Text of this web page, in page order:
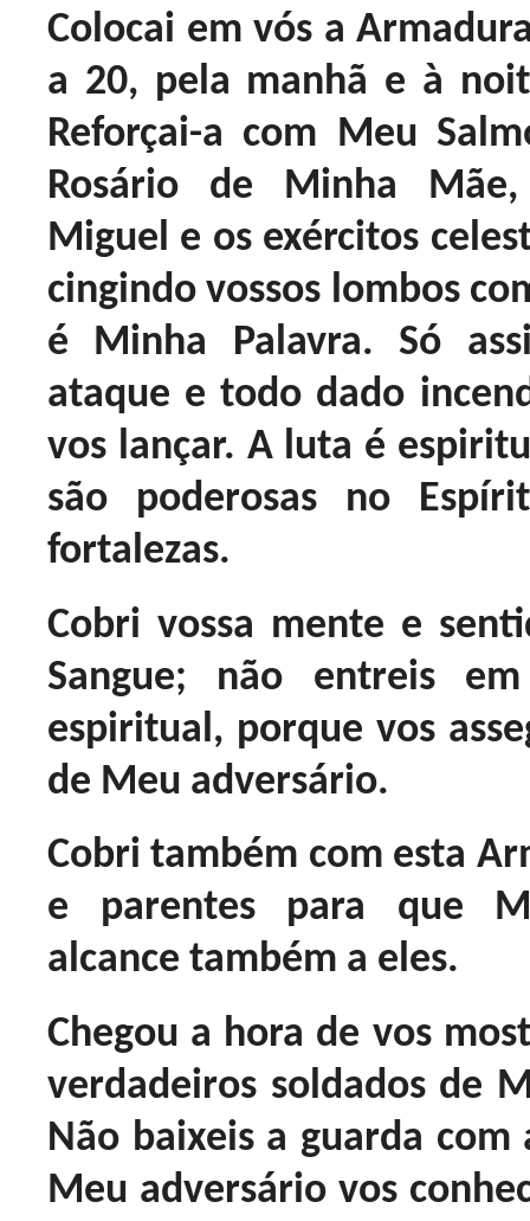
Colocai em vós a
a 20, pela manhã e à
Reforçai-a com Meu
Rosário de Minha
Miguel e os exércitos
cingindo vossos lombos
é Minha Palavra. Só
ataque e todo dado
vos lançar. A luta é
são poderosas no
fortalezas.
Cobri vossa mente e
Sangue; não entreis
espiritual, porque vos
de Meu adversário.
Cobri também com esta
e parentes para que
alcance também a eles.
Chegou a hora de vos
verdadeiros soldados de
Não baixeis a guarda com
Meu adversário vos